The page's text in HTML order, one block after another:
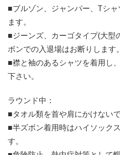
■ブルゾン、ジャンパー、Tシ
ます。
■ジーンズ、カーゴタイプ(大型
ボンでの入退場はお断りします。
■襟と袖のあるシャツを着用し
下さい。
ラウンド中：
■タオル類を首や肩にかけないで
■半ズボン着用時はハイソック
す。